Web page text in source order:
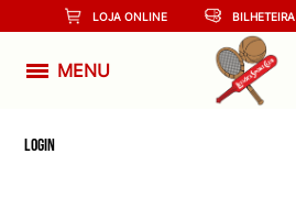
LOJA ONLINE BILHETEIRA
MENU
Login